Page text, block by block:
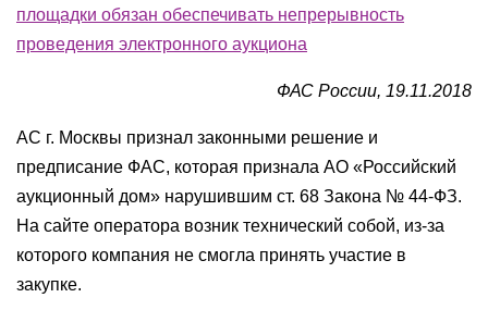
площадки обязан обеспечивать непрерывность
проведения электронного аукциона
ФАС России, 19.11.2018
АС г. Москвы признал законными решение и
предписание ФАС, которая признала АО «Российский
аукционный дом» нарушившим ст. 68 Закона № 44-ФЗ.
На сайте оператора возник технический собой, из-за
которого компания не смогла принять участие в
закупке.